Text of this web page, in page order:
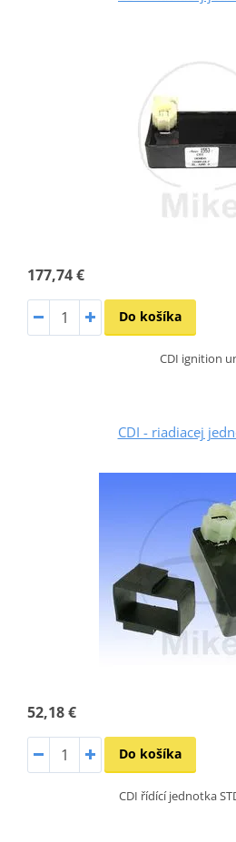
177,74 €
Do košíka
CDI ignition
CDI - riadiacej
52,18 €
Do košíka
CDI řídící jednotka